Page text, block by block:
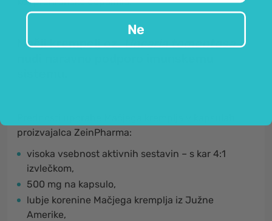
Mačji krempelj oz. ​Uncaria tomentosa
proizvajalca ZeinPharma:
visoka vsebnost aktivnih sestavin – s kar 4:1
izvlečkom,
500 mg na kapsulo,
lubje korenine Mačjega kremplja iz Južne
Amerike,
Ne